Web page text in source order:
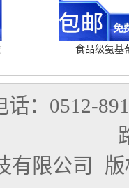
食品级氨基
话：0512-
有限公司